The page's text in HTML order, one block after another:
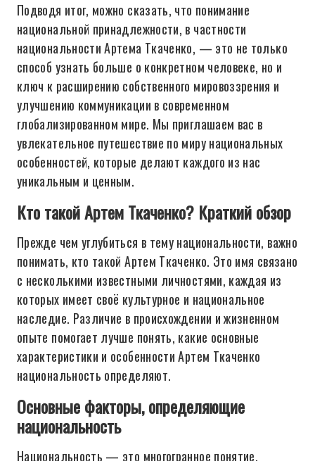
Подводя итог, можно сказать, что понимание
национальной принадлежности, в частности
национальности Артема Ткаченко, — это не только
способ узнать больше о конкретном человеке, но и
ключ к расширению собственного мировоззрения и
улучшению коммуникации в современном
глобализированном мире. Мы приглашаем вас в
увлекательное путешествие по миру национальных
особенностей, которые делают каждого из нас
уникальным и ценным.
Кто такой Артем Ткаченко? Краткий обзор
Прежде чем углубиться в тему национальности, важно
понимать, кто такой Артем Ткаченко. Это имя связано
с несколькими известными личностями, каждая из
которых имеет своё культурное и национальное
наследие. Различие в происхождении и жизненном
опыте помогает лучше понять, какие основные
характеристики и особенности Артем Ткаченко
национальность определяют.
Основные факторы, определяющие
национальность
Национальность — это многогранное понятие,